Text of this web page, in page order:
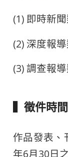
(1) 即時新
(2) 深度報
(3) 調查報
▍徵件時
作品發表、
年6月30日